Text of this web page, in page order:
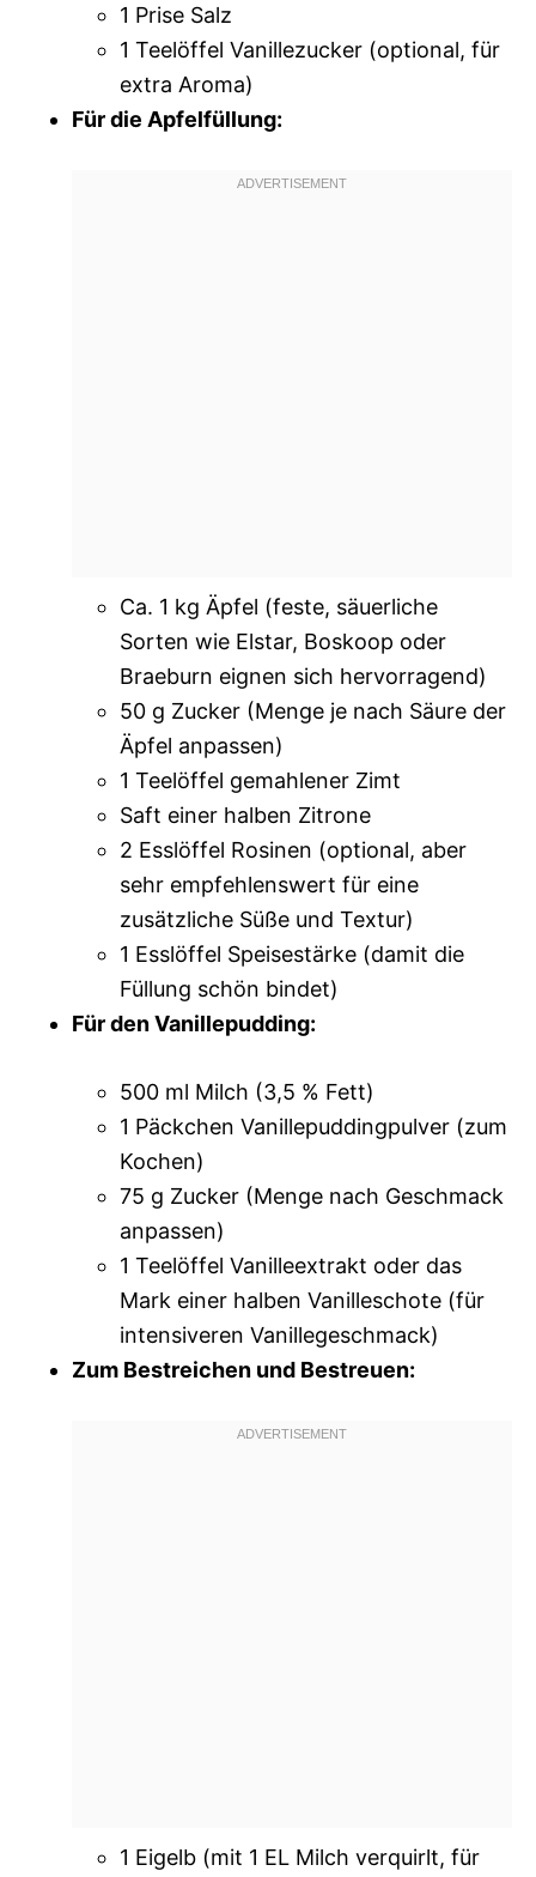
1 Prise Salz
1 Teelöffel Vanillezucker (optional, für
extra Aroma)
Für die Apfelfüllung:
Ca. 1 kg Äpfel (feste, säuerliche
Sorten wie Elstar, Boskoop oder
Braeburn eignen sich hervorragend)
50 g Zucker (Menge je nach Säure der
Äpfel anpassen)
1 Teelöffel gemahlener Zimt
Saft einer halben Zitrone
2 Esslöffel Rosinen (optional, aber
sehr empfehlenswert für eine
zusätzliche Süße und Textur)
1 Esslöffel Speisestärke (damit die
Füllung schön bindet)
Für den Vanillepudding:
500 ml Milch (3,5 % Fett)
1 Päckchen Vanillepuddingpulver (zum
Kochen)
75 g Zucker (Menge nach Geschmack
anpassen)
1 Teelöffel Vanilleextrakt oder das
Mark einer halben Vanilleschote (für
intensiveren Vanillegeschmack)
Zum Bestreichen und Bestreuen:
1 Eigelb (mit 1 EL Milch verquirlt, für